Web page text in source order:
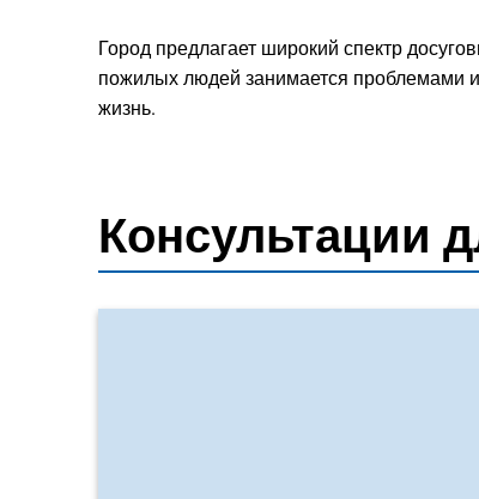
людиГород предлагает широкий спектр
пожилых людей занимается проблемами
жизнь.
Консультации